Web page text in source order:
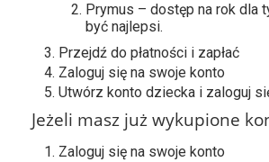
Prymus – dostęp na rok dla
być najlepsi.
Przejdź do płatności i zapłać
Zaloguj się na swoje konto
Utwórz konto dziecka i zaloguj
Jeżeli masz już wykupione
Zaloguj się na swoje konto